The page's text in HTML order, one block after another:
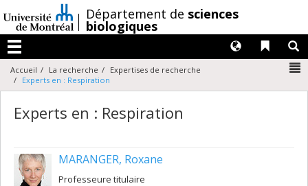
au
contenu
/Département de sciences
biologiques
Menu
Liens
Langues
Accueil La recherche
Expertises de recherche
Experts en : Respiration
Experts en : Respiration
MARANGER, Roxane
Professeure titulaire